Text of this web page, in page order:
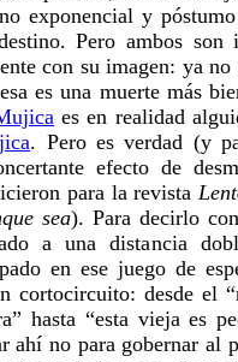
exponencial y
Pero ambos son
con su imagen: ya
es una muerte más
es en realidad
. Pero es verdad (y
efecto de
para la revista
sea). Para decirlo
a una distancia
en ese juego de
cortocircuito: desde el
hasta “esta vieja es
ahí no para gobernar al